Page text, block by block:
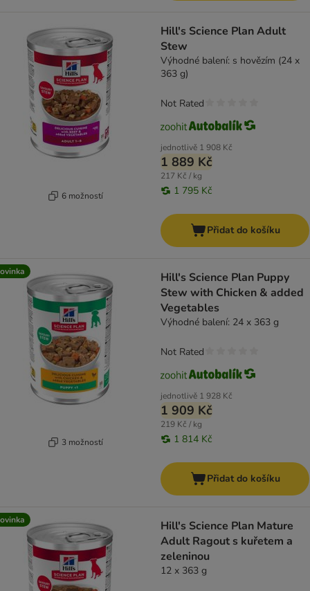
6 možností
Hill's Science Plan Adult
Stew
Výhodné balení: s hovězím (24 x
363 g)
jednotlivě 1 908 Kč
1 889 Kč
217 Kč / kg
1 795 Kč
Not Rated
Přidat do košíku
3 možností
Hill's Science Plan Puppy
Stew with Chicken & added
Vegetables
Výhodné balení: 24 x 363 g
jednotlivě 1 928 Kč
1 909 Kč
219 Kč / kg
1 814 Kč
Not Rated
Přidat do košíku
Hill's Science Plan Mature
Adult Ragout s kuřetem a
zeleninou
12 x 363 g